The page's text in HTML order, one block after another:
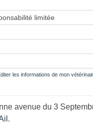
limitée
les informations de mon
avenue du 3
.